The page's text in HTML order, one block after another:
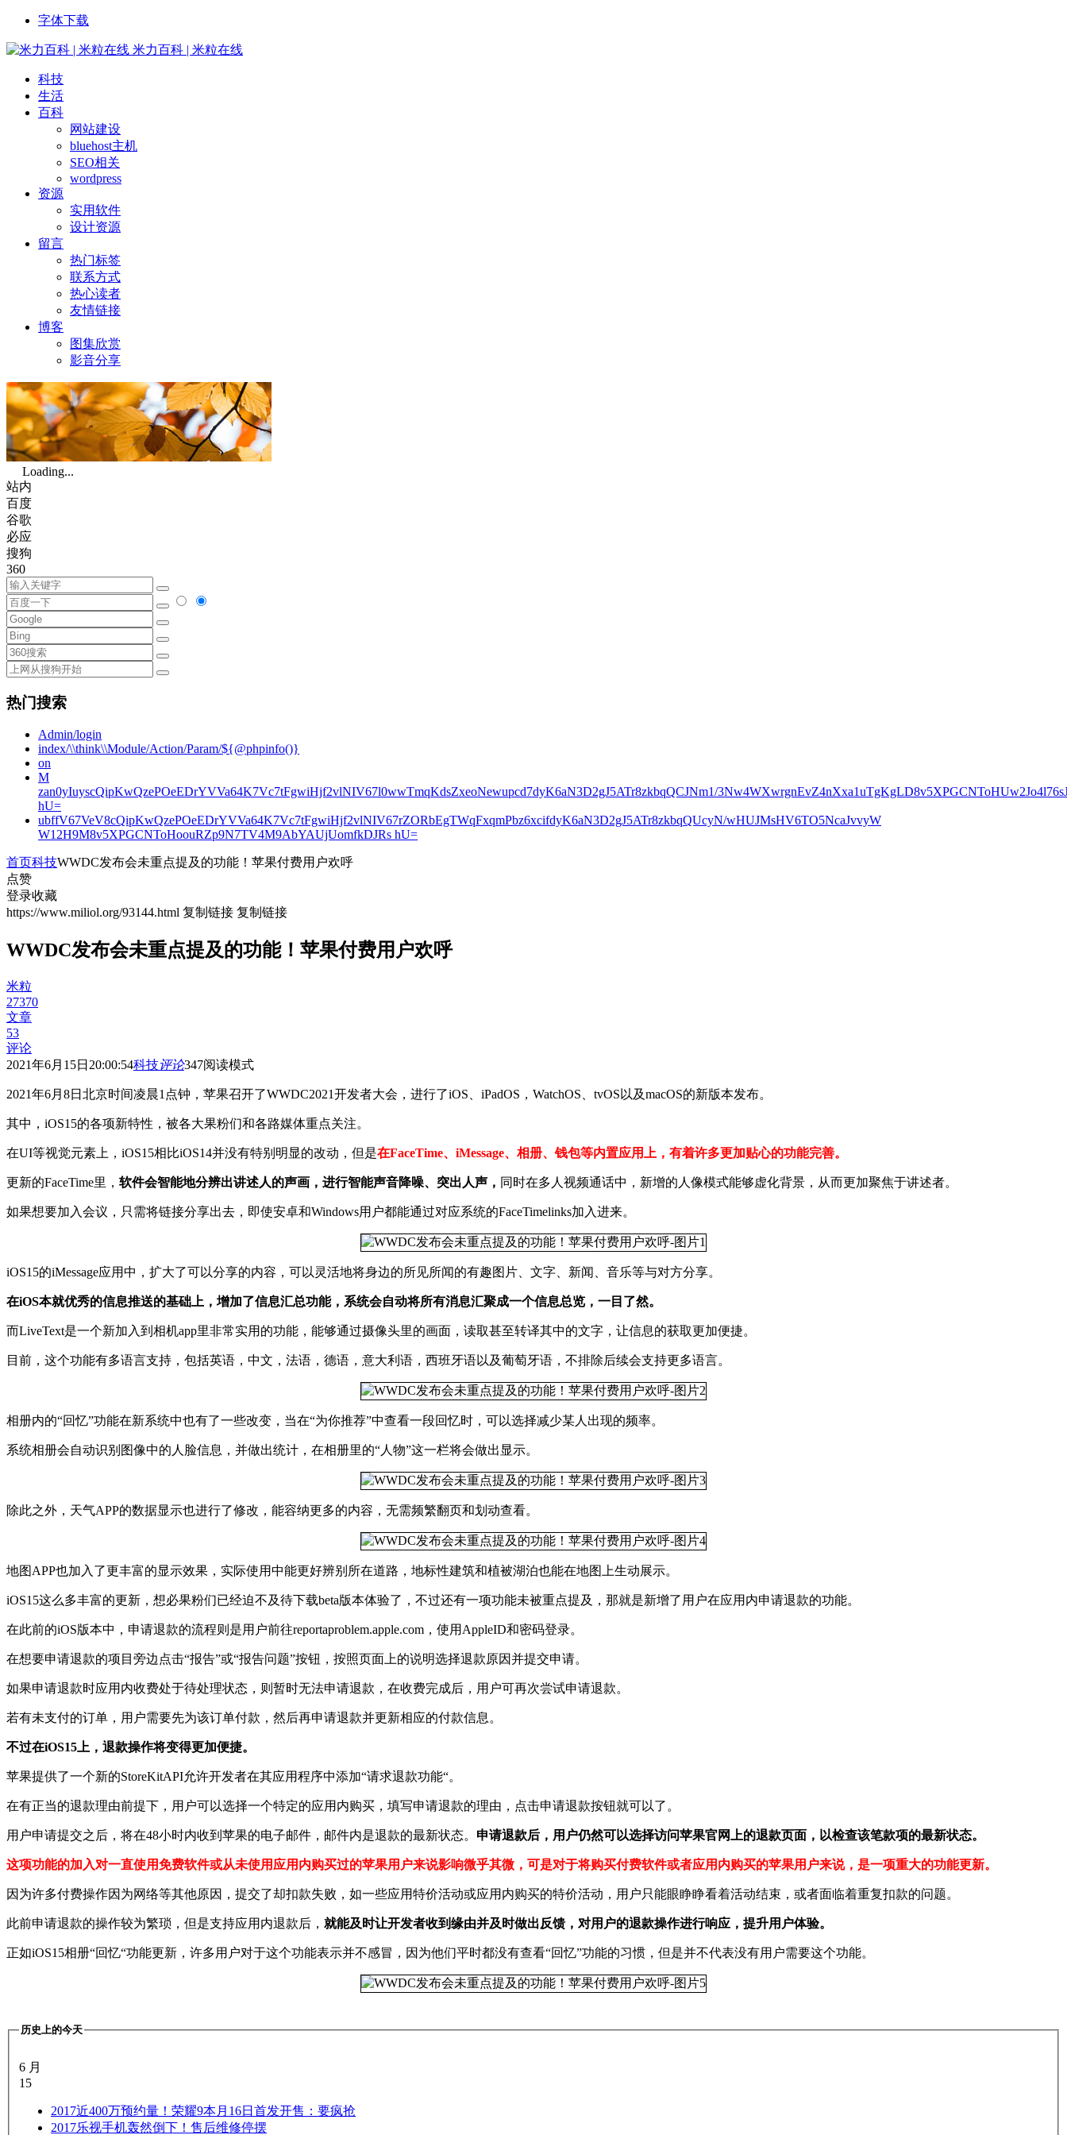
字体下载
米力百科 | 米粒在线
科技
生活
百科
网站建设
bluehost主机
SEO相关
wordpress
资源
实用软件
设计资源
留言
热门标签
联系方式
热心读者
友情链接
博客
图集欣赏
影音分享
Loading...
站内
百度
谷歌
必应
搜狗
360
热门搜索
Admin/login
index/\\think\\Module/Action/Param/${@phpinfo()}
on
M
zan0yIuyscQipKwQzePOeEDrYVVa64K7Vc7tFgwiHjf2vlNIV67l0wwTmqKdsZxeoNewupcd7dyK6aN3D2gJ5ATr8zkbqQCJNm1/
hU=
ubffV67VeV8cQipKwQzePOeEDrYVVa64K7Vc7tFgwiHjf2vlNIV67rZORbEgTWqFxqmPbz6xcifdyK6aN3D2gJ5ATr8zkbqQUcyN/wHUJMsHV6TO5NcaJvvyW
W12H9M8v5XPGCNToHoouRZp9N7TV4M9AbYAUjUomfkDJRs hU=
首页科技WWDC发布会未重点提及的功能！苹果付费用户欢呼
点赞
登录收藏
https://www.miliol.org/93144.html 复制链接 复制链接
WWDC发布会未重点提及的功能！苹果付费用户欢呼
米粒
27370
文章
53
评论
2021年6月15日20:00:54科技评论347阅读模式
2021年6月8日北京时间凌晨1点钟，苹果召开了WWDC2021开发者大会，进行了iOS、iPadOS，WatchOS、tvOS以及macOS的新版本发布。
其中，iOS15的各项新特性，被各大果粉们和各路媒体重点关注。
在UI等视觉元素上，iOS15相比iOS14并没有特别明显的改动，但是在FaceTime、iMessage、相册、钱包等内置应用上，有着许多更加贴心的功能完善。
更新的FaceTime里， 软件会智能地分辨出讲述人的声画，进行智能声音降噪、突出人声， 同时在多人视频通话中，新增的人像模式能够虚化背景，从而更加聚焦于讲述者。
如果想要加入会议，只需将链接分享出去，即使安卓和Windows用户都能通过对应系统的FaceTimelinks加入进来。
iOS15的iMessage应用中，扩大了可以分享的内容，可以灵活地将身边的所见所闻的有趣图片、文字、新闻、音乐等与对方分享。
在iOS本就优秀的信息推送的基础上，增加了信息汇总功能，系统会自动将所有消息汇聚成一个信息总览，一目了然。
而LiveText是一个新加入到相机app里非常实用的功能，能够通过摄像头里的画面，读取甚至转译其中的文字，让信息的获取更加便捷。
目前，这个功能有多语言支持，包括英语，中文，法语，德语，意大利语，西班牙语以及葡萄牙语，不排除后续会支持更多语言。
相册内的“回忆”功能在新系统中也有了一些改变，当在“为你推荐”中查看一段回忆时，可以选择减少某人出现的频率。
系统相册会自动识别图像中的人脸信息，并做出统计，在相册里的“人物”这一栏将会做出显示。
除此之外，天气APP的数据显示也进行了修改，能容纳更多的内容，无需频繁翻页和划动查看。
地图APP也加入了更丰富的显示效果，实际使用中能更好辨别所在道路，地标性建筑和植被湖泊也能在地图上生动展示。
iOS15这么多丰富的更新，想必果粉们已经迫不及待下载beta版本体验了，不过还有一项功能未被重点提及，那就是新增了用户在应用内申请退款的功能。
在此前的iOS版本中，申请退款的流程则是用户前往reportaproblem.apple.com，使用AppleID和密码登录。
在想要申请退款的项目旁边点击“报告”或“报告问题”按钮，按照页面上的说明选择退款原因并提交申请。
如果申请退款时应用内收费处于待处理状态，则暂时无法申请退款，在收费完成后，用户可再次尝试申请退款。
若有未支付的订单，用户需要先为该订单付款，然后再申请退款并更新相应的付款信息。
不过在iOS15上，退款操作将变得更加便捷。
苹果提供了一个新的StoreKitAPI允许开发者在其应用程序中添加“请求退款功能“。
在有正当的退款理由前提下，用户可以选择一个特定的应用内购买，填写申请退款的理由，点击申请退款按钮就可以了。
用户申请提交之后，将在48小时内收到苹果的电子邮件，邮件内是退款的最新状态。 申请退款后，用户仍然可以选择访问苹果官网上的退款页面，以检查该笔款项的最新状态。
这项功能的加入对一直使用免费软件或从未使用应用内购买过的苹果用户来说影响微乎其微，可是对于将购买付费软件或者应用内购买的苹果用户来说，是一项重大的功能更新。
因为许多付费操作因为网络等其他原因，提交了却扣款失败，如一些应用特价活动或应用内购买的特价活动，用户只能眼睁睁看着活动结束，或者面临着重复扣款的问题。
此前申请退款的操作较为繁琐，但是支持应用内退款后， 就能及时让开发者收到缘由并及时做出反馈，对用户的退款操作进行响应，提升用户体验。
正如iOS15相册“回忆“功能更新，许多用户对于这个功能表示并不感冒，因为他们平时都没有查看“回忆”功能的习惯，但是并不代表没有用户需要这个功能。
历史上的今天
6 月
15
2017近400万预约量！荣耀9本月16日首发开售：要疯抢
2017乐视手机轰然倒下！售后维修停摆